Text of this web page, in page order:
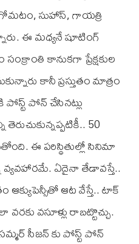
సుహాస్, గాయత్రి
ఈ మధ్యనే షూటింగ్
సంక్రాంతి కానుకగా ప్రేక్షకుల
కానీ ప్రస్తుతం మాత్రం
పోన్ చేసినట్లు
తెరుచుకున్నప్పటికీ.. 50
ఈ పరిస్థితుల్లో సినిమా
వ్యవహారమే. ఏదైనా తేడావస్తే..
ఆట వేస్తే.. టాక్
వసూళ్లు రాబట్టొచ్చు.
సీజన్ కు పోస్ట్ పోన్